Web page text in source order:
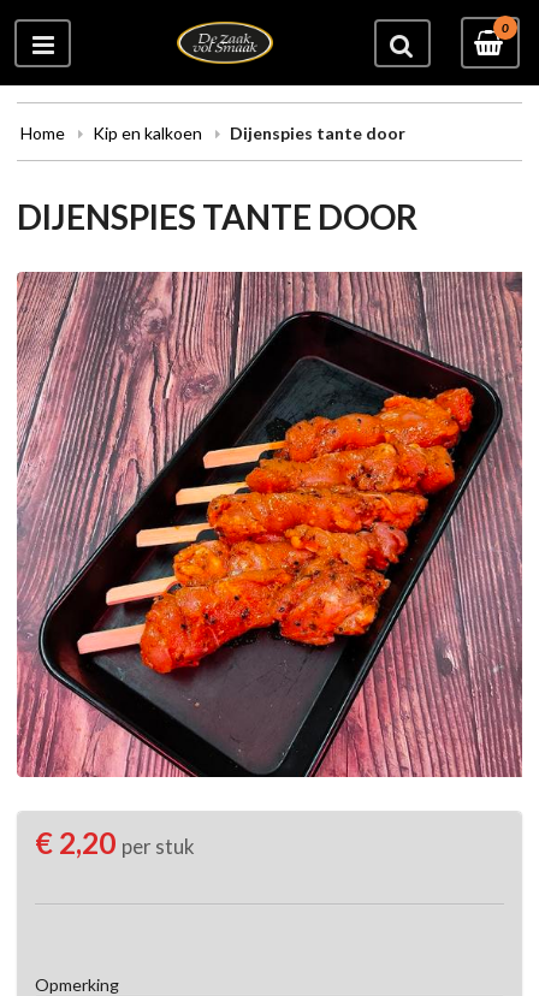
0
Home Kip en kalkoen Dijenspies tante door
DIJENSPIES TANTE DOOR
€ 2,20 per stuk
Opmerking